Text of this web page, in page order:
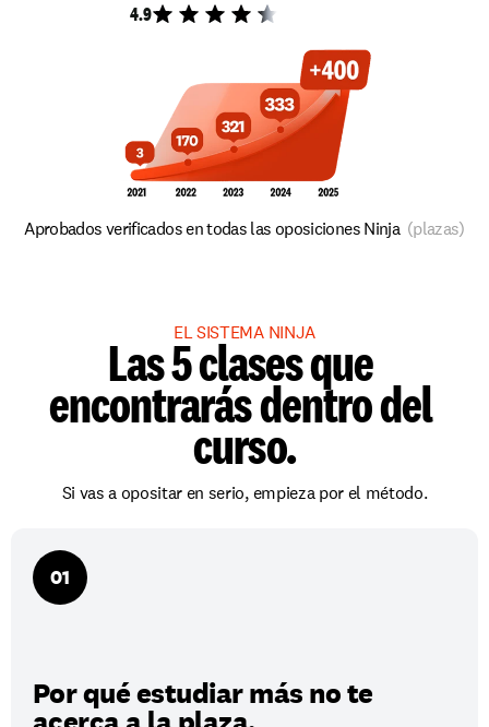
4.9
Aprobados verificados en todas las oposiciones Ninja (plazas)
EL SISTEMA NINJA
Las 5 clases que
encontrarás dentro del
curso.
Si vas a opositar en serio, empieza por el método.
01
Por qué estudiar más no te